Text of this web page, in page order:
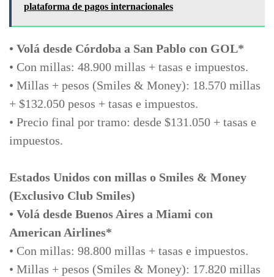
plataforma de pagos internacionales
• Volá desde Córdoba a San Pablo con GOL*
• Con millas: 48.900 millas + tasas e impuestos.
• Millas + pesos (Smiles & Money): 18.570 millas
+ $132.050 pesos + tasas e impuestos.
• Precio final por tramo: desde $131.050 + tasas e
impuestos.
Estados Unidos con millas o Smiles & Money
(Exclusivo Club Smiles)
• Volá desde Buenos Aires a Miami con
American Airlines*
• Con millas: 98.800 millas + tasas e impuestos.
• Millas + pesos (Smiles & Money): 17.820 millas